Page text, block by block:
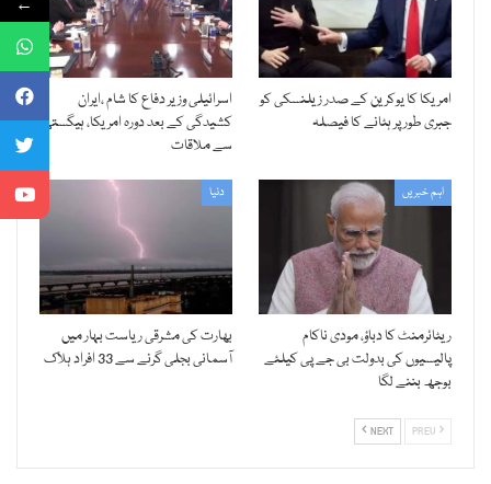
امریکا کا یوکرین کے صدر زیلنسکی کو
جبری طور پر ہٹانے کا فیصلہ
اسرائیلی وزیر دفاع کا شام ،ایران
کشیدگی کے بعد دورہ امریکا، ہیگستھ
سے ملاقات
اہم خبریں
ریٹائرمنٹ کا دباؤ، مودی ناکام
پالیسیوں کی بدولت بی جے پی کیلئے
بوجھ بننے لگا
دنیا
بھارت کی مشرقی ریاست بہار میں
آسمانی بجلی گرنے سے 33 افراد ہلاک
NEXT